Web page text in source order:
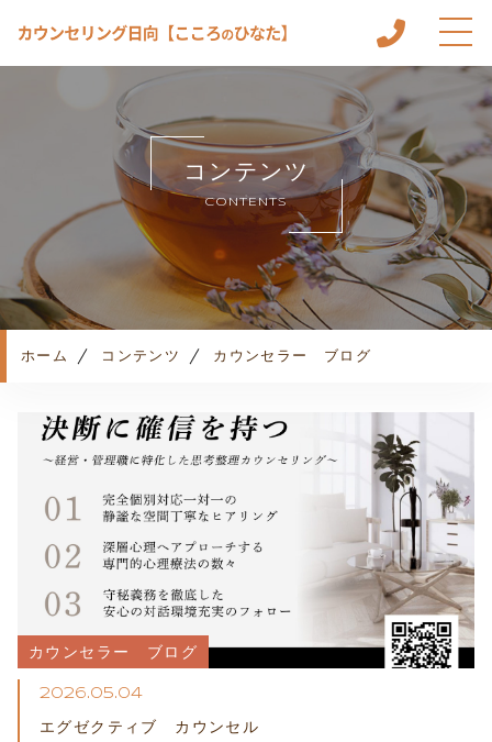
こころのひなたについて
メニュー
カウンセリングルーム
カウンセリングの流れ
よくある質問
お知らせ
コンテンツ
コンテンツ
CONTENTS
ホーム コンテンツ カウンセラー ブログ
カウンセラー　ブログ
2026.05.04
エグゼクティブ カウンセル